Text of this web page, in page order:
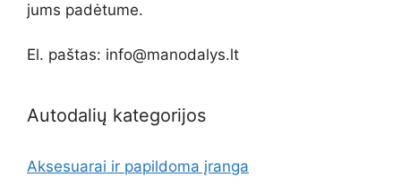
jums padėtume.
El. paštas: info@manodalys.lt
Autodalių kategorijos
Aksesuarai ir papildoma įranga